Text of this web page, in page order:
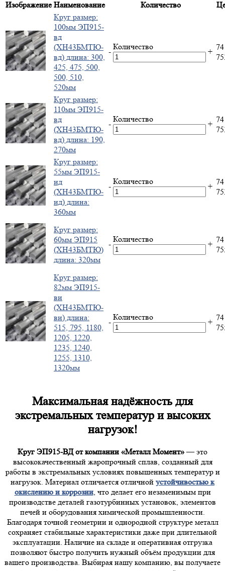
Изображение Наименование Количество
Круг размер:
100мм ЭП915-
вд
(ХН43БМТЮ-
вд) длина: 300,
425, 475, 500,
500, 510,
520мм
-
Количество
+ 74
Круг размер:
110мм ЭП915-
вд
(ХН43БМТЮ-
вд) длина: 190,
270мм
-
Количество
+ 74
Круг размер:
55мм ЭП915-
ид
(ХН43БМТЮ-
ид) длина:
360мм
-
Количество
+ 74
Круг размер:
60мм ЭП915
(ХН43БМТЮ)
длина: 320мм
-
Количество
+ 74
Круг размер:
82мм ЭП915-
ви
(ХН43БМТЮ-
ви) длина:
515, 795, 1180,
1205, 1220,
1235, 1240,
1255, 1310,
1320мм
-
Количество
+ 74
Максимальная надёжность для
экстремальных температур и высоких
нагрузок!
Круг ЭП915-ВД от компании «Металл Момент»— это
высококачественный жаропрочный сплав, созданный для
работы в экстремальных условиях повышенных температур и
нагрузок. Материал отличается отличной устойчивостью к
окислению и коррозии, что делает его незаменимым при
производстве деталей газотурбинных установок, элементов
печей и оборудования химической промышленности.
Благодаря точной геометрии и однородной структуре металл
сохраняет стабильные характеристики даже при длительной
эксплуатации. Наличие на складе и оперативная отгрузка
позволяют быстро получить нужный объём продукции для
вашего производства. Выбирая нашу компанию, вы получаете